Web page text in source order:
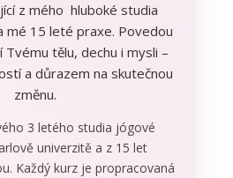
z mého hluboké studia
mé 15 leté praxe. Povedou
Tvému tělu, dechu i mysli –
a důrazem na skutečnou
změnu.
3 letého studia jógové
univerzitě a z 15 let
Každý kurz je propracovaná